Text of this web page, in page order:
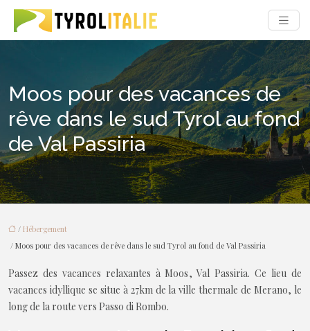
Moos pour des vacances de
rêve dans le sud Tyrol au fond
de Val Passiria
/ Hébergement
/ Moos pour des vacances de rêve dans le sud Tyrol au fond de Val Passiria
Passez des vacances relaxantes à Moos, Val Passiria. Ce lieu de
vacances idyllique se situe à 27km de la ville thermale de Merano, le
long de la route vers Passo di Rombo.